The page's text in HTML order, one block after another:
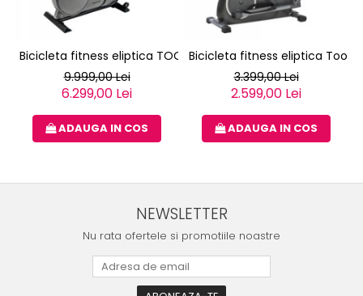
Bicicleta fitness eliptica TOORX ERX-3000
9.999,00 Lei
6.299,00 Lei
ADAUGA IN COS
Bicicleta fitness eliptica Toorx
3.399,00 Lei
2.599,00 Lei
ADAUGA IN COS
NEWSLETTER
Nu rata ofertele si promotiile noastre